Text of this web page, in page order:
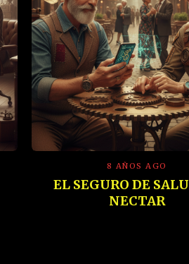
8 AÑOS AGO
EL SEGURO DE
NECTAR